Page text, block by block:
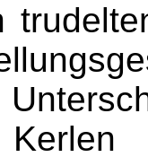
Kerlen